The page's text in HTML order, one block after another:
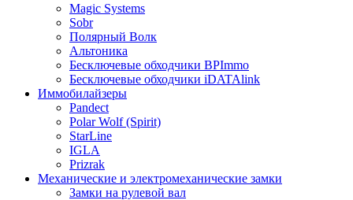
Magic Systems
Sobr
Полярный Волк
Альтоника
Бесключевые обходчики BPImmo
Бесключевые обходчики iDATAlink
Иммобилайзеры
Pandect
Polar Wolf (Spirit)
StarLine
IGLA
Prizrak
Механические и электромеханические замки
Замки на рулевой вал